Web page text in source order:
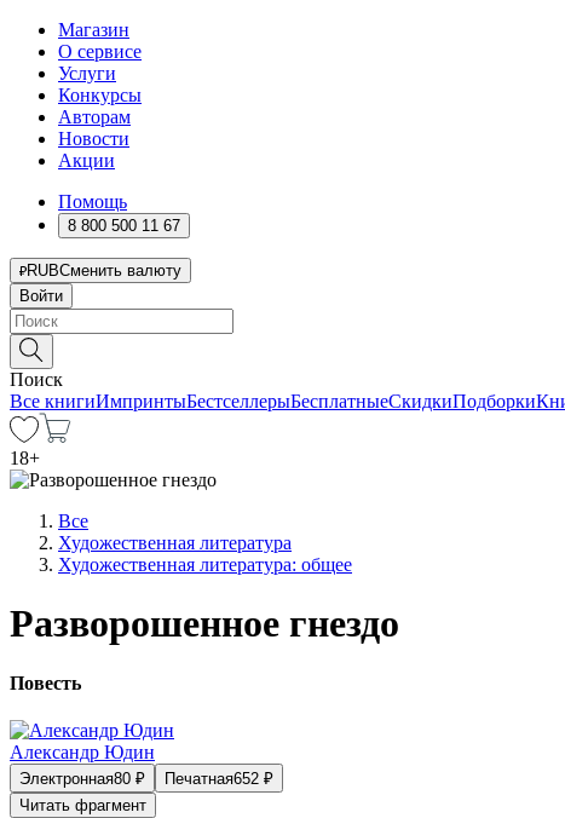
Магазин
О сервисе
Услуги
Конкурсы
Авторам
Новости
Акции
Помощь
8 800 500 11 67
RUBСменить валюту
Войти
Поиск
Все книгиИмпринтыБестселлерыБесплатныеСкидкиПодборки
18+
Все
Художественная литература
Художественная литература: общее
Разворошенное гнездо
Повесть
Александр Юдин
Электронная80 ₽ Печатная652 ₽
Читать фрагмент